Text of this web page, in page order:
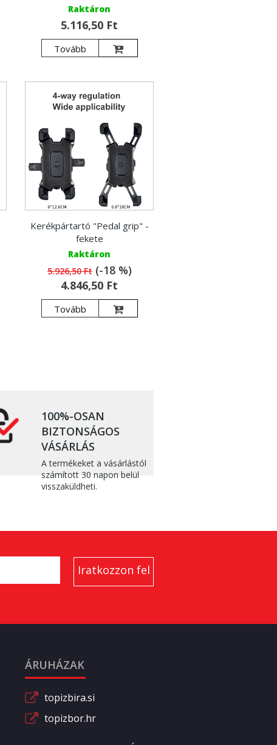
Raktáron
5.116,50 Ft
Tovább
Kerékpártartó "Pedal grip" -
fekete
Raktáron
5.926,50 Ft(-18 %)
4.846,50 Ft
Tovább
100%-OSAN
BIZTONSÁGOS
VÁSÁRLÁS
A termékeket a vásárlástól
számított 30 napon belül
visszaküldheti.
ÁRUHÁZAK
topizbira.si
topizbor.hr